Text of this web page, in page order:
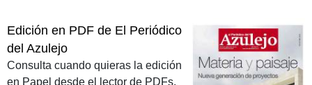
Edición en PDF de El Periódico
del Azulejo
Consulta cuando quieras la edición
en Papel desde el lector de PDFs.